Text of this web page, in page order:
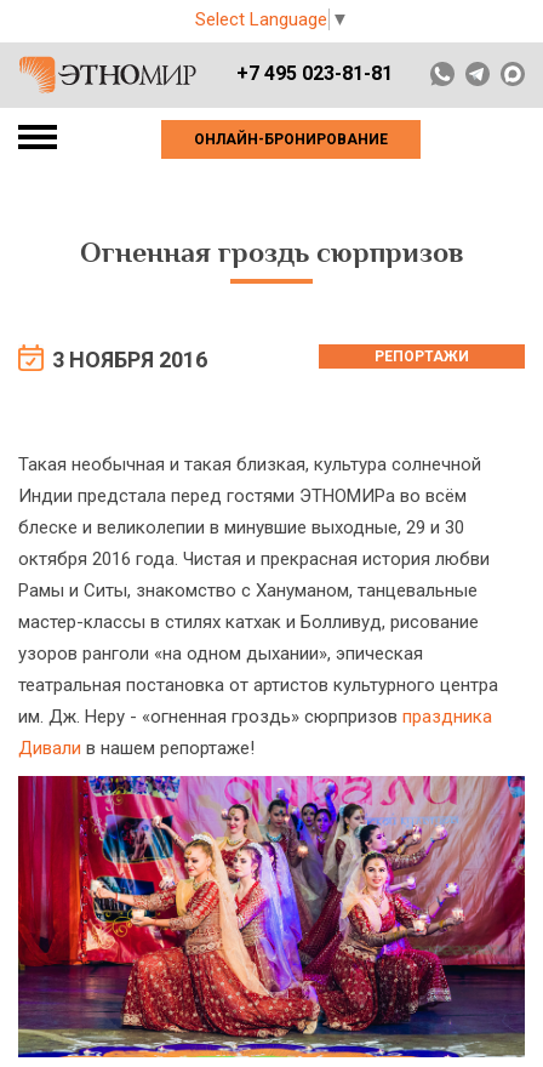
Select Language ▼
+7 495 023-81-81
ОНЛАЙН-БРОНИРОВАНИЕ
Огненная гроздь сюрпризов
3 НОЯБРЯ 2016 РЕПОРТАЖИ
Такая необычная и такая близкая, культура солнечной
Индии предстала перед гостями ЭТНОМИРа во всём
блеске и великолепии в минувшие выходные, 29 и 30
октября 2016 года. Чистая и прекрасная история любви
Рамы и Ситы, знакомство с Хануманом, танцевальные
мастер-классы в стилях катхак и Болливуд, рисование
узоров ранголи «на одном дыхании», эпическая
театральная постановка от артистов культурного центра
им. Дж. Неру - «огненная гроздь» сюрпризов праздника
Дивали в нашем репортаже!